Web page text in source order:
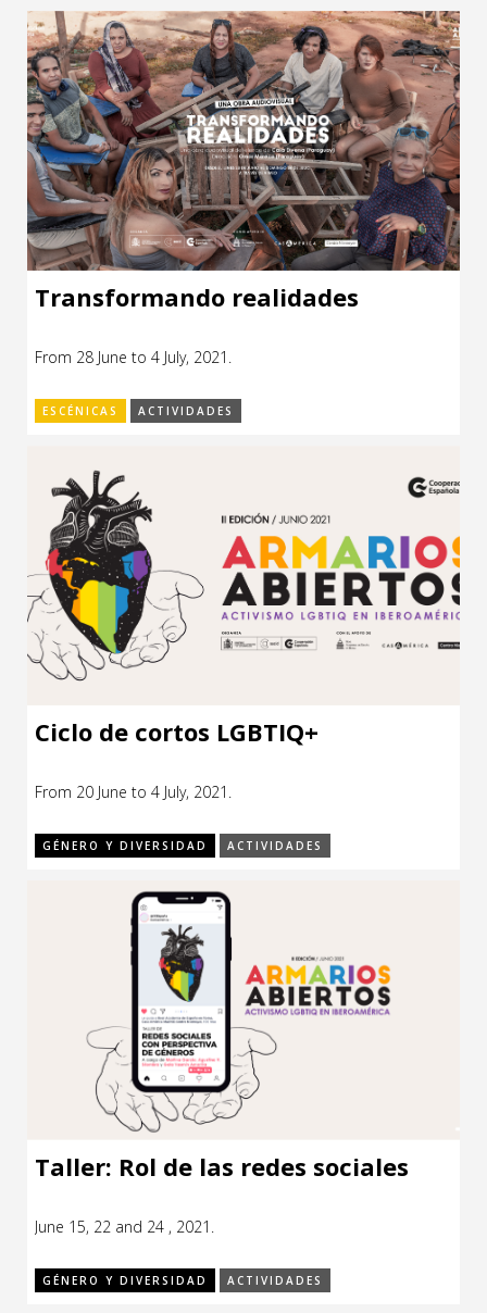
Transformando realidades
From 28 June to 4 July, 2021.
ESCÉNICAS ACTIVIDADES
Ciclo de cortos LGBTIQ+
From 20 June to 4 July, 2021.
GÉNERO Y DIVERSIDAD ACTIVIDADES
Taller: Rol de las redes sociales
June 15, 22 and 24 , 2021.
GÉNERO Y DIVERSIDAD ACTIVIDADES